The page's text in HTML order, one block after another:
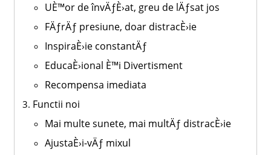
UÈ™or de învÄƒÈ›at, greu de lÄƒsat jos
FÄƒrÄƒ presiune, doar distracÈ›ie
InspiraÈ›ie constantÄƒ
EducaÈ›ional È™i Divertisment
Recompensa imediata
Functii noi
Mai multe sunete, mai multÄƒ distracÈ›ie
AjustaÈ›i-vÄƒ mixul